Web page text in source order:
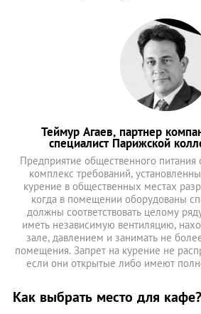
Теймур Агаев, партнер
специалист Парижской
Предприятие общественного питания
комплекс требований,
курение в общественных местах
когда в помещении оборудованы
должны соответствовать целому
иметь независимую вентиляцию,
зале, давлением и занимать не
помещения. Запрет на курение не
если они открытые либо имеют
Как выбрать место для кафе?